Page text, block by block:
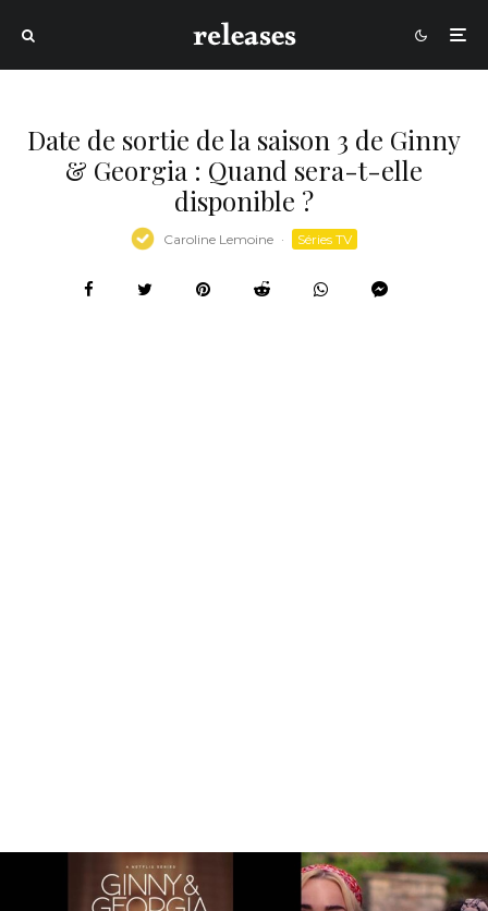
Date de sortie de la saison 3 de Ginny
& Georgia : Quand sera-t-elle
disponible ?
Caroline Lemoine · Séries TV